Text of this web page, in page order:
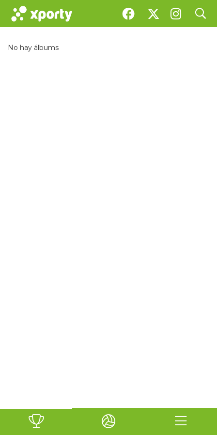
search
Galería
No hay álbums